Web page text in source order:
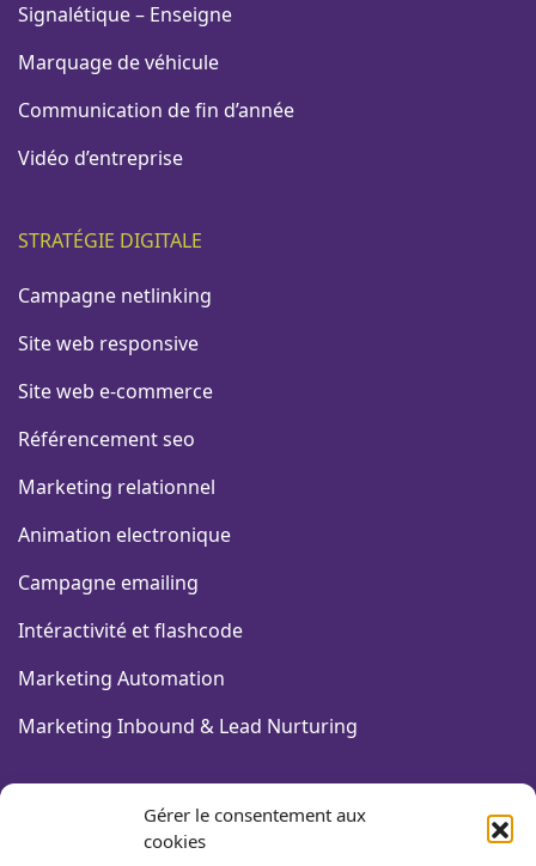
Gérer le consentement aux
cookies
Signalétique – Enseigne
Marquage de véhicule
Communication de fin d’année
Vidéo d’entreprise
STRATÉGIE DIGITALE
Campagne netlinking
Site web responsive
Site web e-commerce
Référencement seo
Marketing relationnel
Animation electronique
Campagne emailing
Intéractivité et flashcode
Marketing Automation
Marketing Inbound & Lead Nurturing
FORMATIONS COMMUNICATION